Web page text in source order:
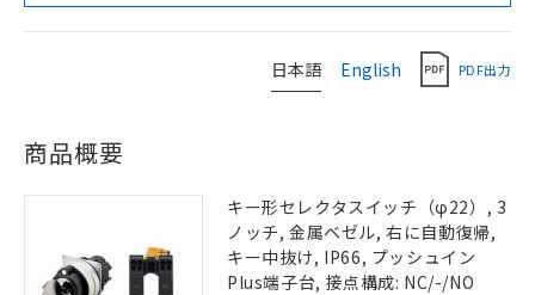
日本語 English PDF出力
商品概要
キー形セレクタスイッチ（φ22）, 3
ノッチ, 金属ベゼル, 右に自動復帰,
キー中抜け, IP66, プッシュイン
Plus端子台, 接点構成: NC/-/NO